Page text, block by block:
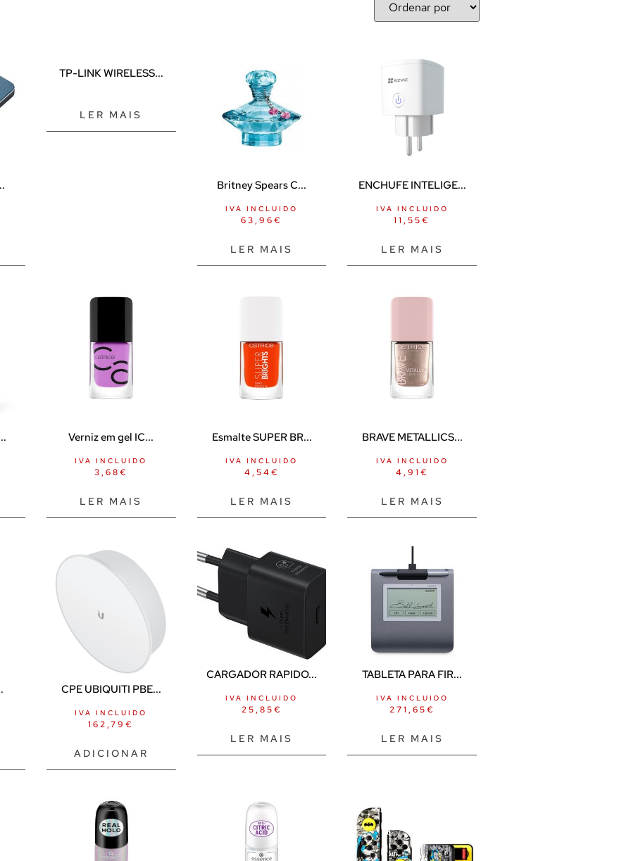
TP-LINK WIRELESS...
LER MAIS
Britney Spears C...
63,96€
IVA INCLUIDO
LER MAIS
ENCHUFE INTELIGE...
11,55€
IVA INCLUIDO
LER MAIS
Verniz em gel IC...
3,68€
IVA INCLUIDO
LER MAIS
Esmalte SUPER BR...
4,54€
IVA INCLUIDO
LER MAIS
BRAVE METALLICS...
4,91 €
IVA INCLUIDO
LER MAIS
CPE UBIQUITI PBE...
162,79€
IVA INCLUIDO
ADICIONAR
CARGADOR RAPIDO...
25,85€
IVA INCLUIDO
LER MAIS
TABLETA PARA FIR...
271,65€
IVA INCLUIDO
LER MAIS